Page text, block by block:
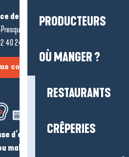
PRODUCTEURS
OÙ MANGER ?
RESTAURANTS
CRÊPERIES
de tourisme
de Guérande
40 24 34 44
contacter
d’audition ?
malentendant ?